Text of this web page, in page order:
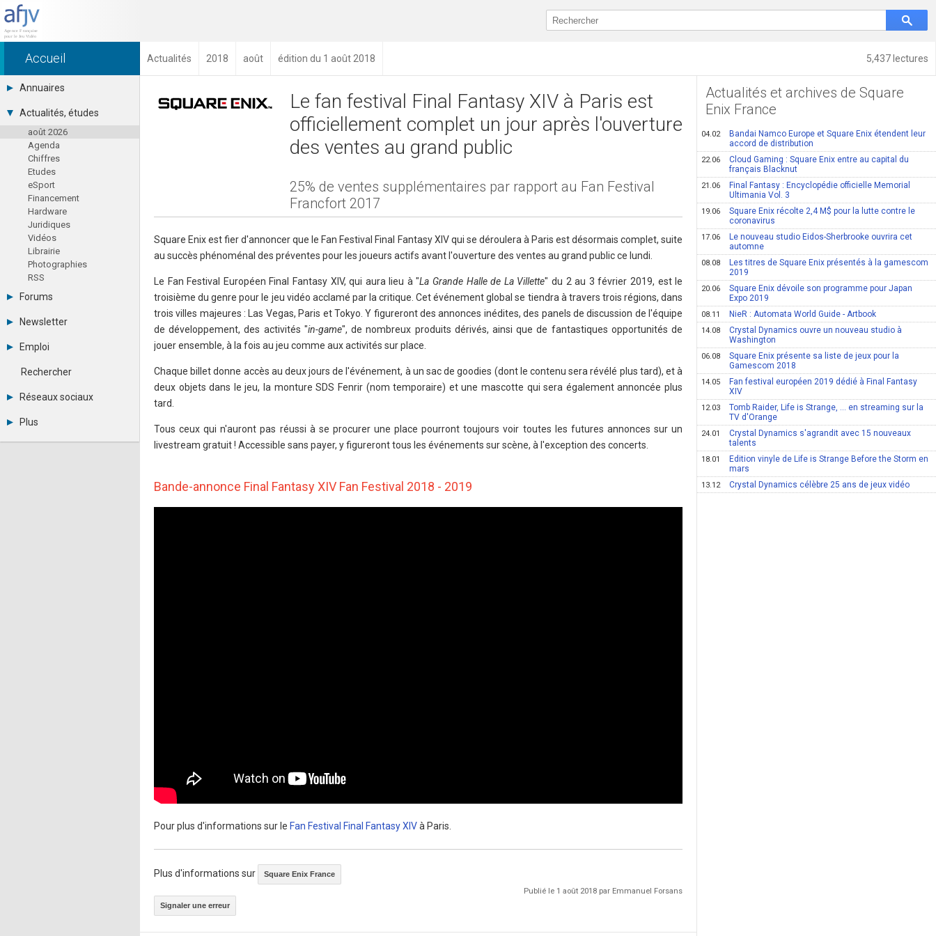
5,437 lectures
Accueil Actualités 2018 août édition du 1 août 2018
Annuaires
Toutes les sociétés (691)
Studios (418)
Editeurs (49)
Distributeurs (16)
Hard. / Accessoires (10)
Middlewares (15)
Prestataires (99)
Assoc. / Syndicats (21)
Formations / Ecoles (46)
Presse spécialisée (17)
Actualités, études
août 2026
Agenda
Chiffres
Etudes
eSport
Financement
Hardware
Juridiques
Vidéos
Librairie
Photographies
RSS
Forums
Tous les forums
Se connecter
Messages privés
Contacter un modérateur
Newsletter
Archives
Abonnement
Emploi
Consulter les annonces
Observatoire de l'emploi
Rechercher
Réseaux sociaux
LinkedIn
Plus
Annonceurs
Le fan festival Final Fantasy XIV à Paris est
officiellement complet un jour après l'ouverture
des ventes au grand public
25% de ventes supplémentaires par rapport au Fan Festival
Francfort 2017
Square Enix est fier d'annoncer que le Fan Festival Final Fantasy XIV qui se déroulera à Paris est désormais complet, suite
au succès phénoménal des préventes pour les joueurs actifs avant l'ouverture des ventes au grand public ce lundi.
Le Fan Festival Européen Final Fantasy XIV, qui aura lieu à "La Grande Halle de La Villette" du 2 au 3 février 2019, est le
troisième du genre pour le jeu vidéo acclamé par la critique. Cet événement global se tiendra à travers trois régions, dans
trois villes majeures : Las Vegas, Paris et Tokyo. Y figureront des annonces inédites, des panels de discussion de l'équipe
de développement, des activités "in-game", de nombreux produits dérivés, ainsi que de fantastiques opportunités de
jouer ensemble, à la fois au jeu comme aux activités sur place.
Chaque billet donne accès au deux jours de l'événement, à un sac de goodies (dont le contenu sera révélé plus tard), et à
deux objets dans le jeu, la monture SDS Fenrir (nom temporaire) et une mascotte qui sera également annoncée plus
tard.
Tous ceux qui n'auront pas réussi à se procurer une place pourront toujours voir toutes les futures annonces sur un
livestream gratuit ! Accessible sans payer, y figureront tous les événements sur scène, à l'exception des concerts.
Bande-annonce Final Fantasy XIV Fan Festival 2018 - 2019
Pour plus d'informations sur le Fan Festival Final Fantasy XIVà Paris.
Plus d'informations sur Square Enix France
Publié le 1 août 2018 par Emmanuel Forsans
Signaler une erreur
Actualités et archives de Square
Enix France
04.02
Bandai Namco Europe et Square Enix étendent leur
accord de distribution
22.06
Cloud Gaming : Square Enix entre au capital du
français Blacknut
21.06
Final Fantasy : Encyclopédie officielle Memorial
Ultimania Vol. 3
19.06
Square Enix récolte 2,4 M$ pour la lutte contre le
coronavirus
17.06
Le nouveau studio Eidos-Sherbrooke ouvrira cet
automne
08.08
Les titres de Square Enix présentés à la gamescom
2019
20.06
Square Enix dévoile son programme pour Japan
Expo 2019
08.11 NieR : Automata World Guide - Artbook
14.08
Crystal Dynamics ouvre un nouveau studio à
Washington
06.08
Square Enix présente sa liste de jeux pour la
Gamescom 2018
14.05
Fan festival européen 2019 dédié à Final Fantasy
XIV
12.03
Tomb Raider, Life is Strange, ... en streaming sur la
TV d'Orange
24.01
Crystal Dynamics s'agrandit avec 15 nouveaux
talents
18.01
Edition vinyle de Life is Strange Before the Storm en
mars
13.12 Crystal Dynamics célèbre 25 ans de jeux vidéo